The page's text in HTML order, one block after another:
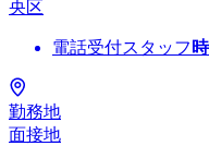
央区
電話受付スタッフ
勤務地
面接地